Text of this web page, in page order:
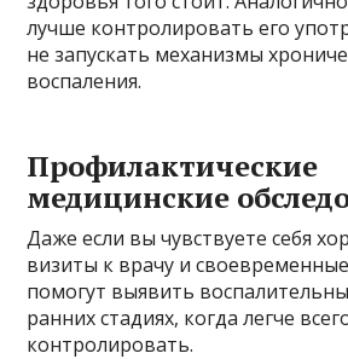
лучше контролировать его
не запускать механизмы
воспаления.
Профилактические
медицинские
Даже если вы чувствуете себя
визиты к врачу и
помогут выявить
ранних стадиях, когда легче
контролировать.